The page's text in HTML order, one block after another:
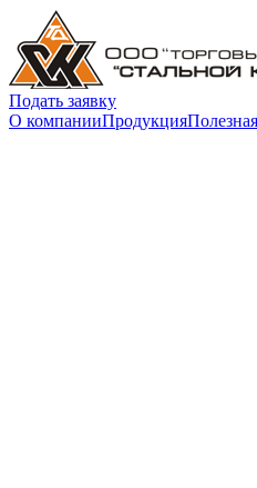
Подать заявку
О компанииПродукция